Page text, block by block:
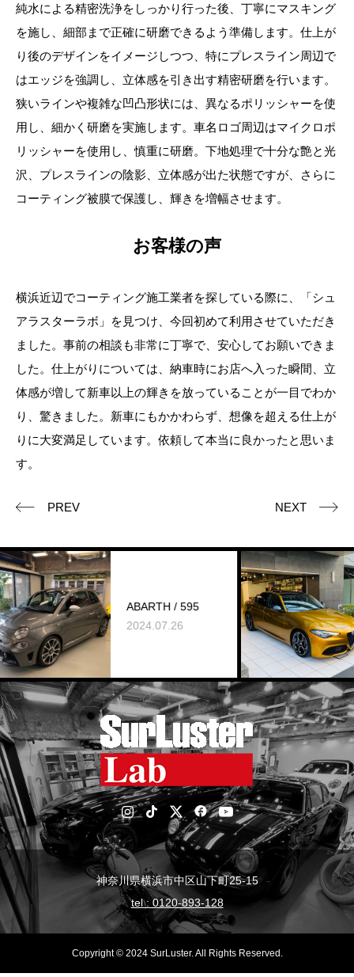
純水による精密洗浄をしっかり行った後、丁寧にマスキング
を施し、細部まで正確に研磨できるよう準備します。仕上が
り後のデザインをイメージしつつ、特にプレスライン周辺で
はエッジを強調し、立体感を引き出す精密研磨を行います。
狭いラインや複雑な凹凸形状には、異なるポリッシャーを使
用し、細かく研磨を実施します。車名ロゴ周辺はマイクロポ
リッシャーを使用し、慎重に研磨。下地処理で十分な艶と光
沢、プレスラインの陰影、立体感が出た状態ですが、さらに
コーティング被膜で保護し、輝きを増幅させます。
お客様の声
横浜近辺でコーティング施工業者を探している際に、「シュ
アラスターラボ」を見つけ、今回初めて利用させていただき
ました。事前の相談も非常に丁寧で、安心してお願いできま
した。仕上がりについては、納車時にお店へ入った瞬間、立
体感が増して新車以上の輝きを放っていることが一目でわか
り、驚きました。新車にもかかわらず、想像を超える仕上が
りに大変満足しています。依頼して本当に良かったと思いま
す。
PREV NEXT
ABARTH / 595
2024.07.26
神奈川県横浜市中区山下町25-15
tel : 0120-893-128
Copyright © 2024 SurLuster. All Rights Reserved.